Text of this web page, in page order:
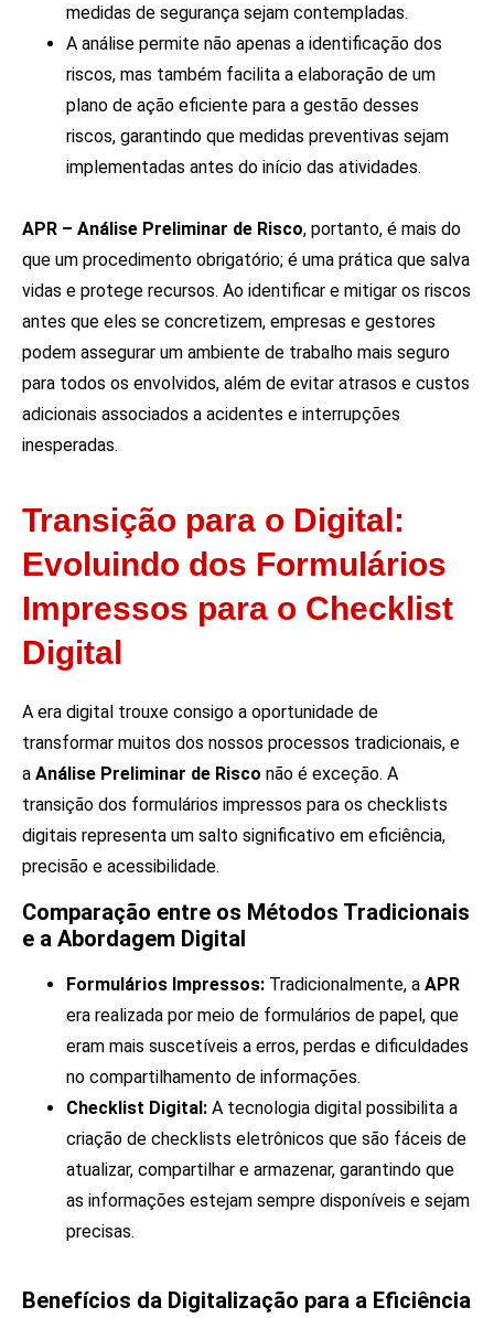
medidas de segurança sejam contempladas.
A análise permite não apenas a identificação dos
riscos, mas também facilita a elaboração de um
plano de ação eficiente para a gestão desses
riscos, garantindo que medidas preventivas sejam
implementadas antes do início das atividades.
APR – Análise Preliminar de Risco, portanto, é mais do
que um procedimento obrigatório; é uma prática que salva
vidas e protege recursos. Ao identificar e mitigar os riscos
antes que eles se concretizem, empresas e gestores
podem assegurar um ambiente de trabalho mais seguro
para todos os envolvidos, além de evitar atrasos e custos
adicionais associados a acidentes e interrupções
inesperadas.
Transição para o Digital:
Evoluindo dos Formulários
Impressos para o Checklist
Digital
A era digital trouxe consigo a oportunidade de
transformar muitos dos nossos processos tradicionais, e
a Análise Preliminar de Risco não é exceção. A
transição dos formulários impressos para os checklists
digitais representa um salto significativo em eficiência,
precisão e acessibilidade.
Comparação entre os Métodos Tradicionais
e a Abordagem Digital
Formulários Impressos: Tradicionalmente, a APR
era realizada por meio de formulários de papel, que
eram mais suscetíveis a erros, perdas e dificuldades
no compartilhamento de informações.
Checklist Digital: A tecnologia digital possibilita a
criação de checklists eletrônicos que são fáceis de
atualizar, compartilhar e armazenar, garantindo que
as informações estejam sempre disponíveis e sejam
precisas.
Benefícios da Digitalização para a Eficiência